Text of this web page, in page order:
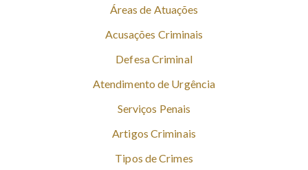
Áreas de Atuações
Acusações Criminais
Defesa Criminal
Atendimento de Urgência
Serviços Penais
Artigos Criminais
Tipos de Crimes